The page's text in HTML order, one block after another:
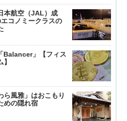
本航空（JAL）成
コノミークラスの
Balancer」【フィス
ら風雅」はおこもり
めの隠れ宿